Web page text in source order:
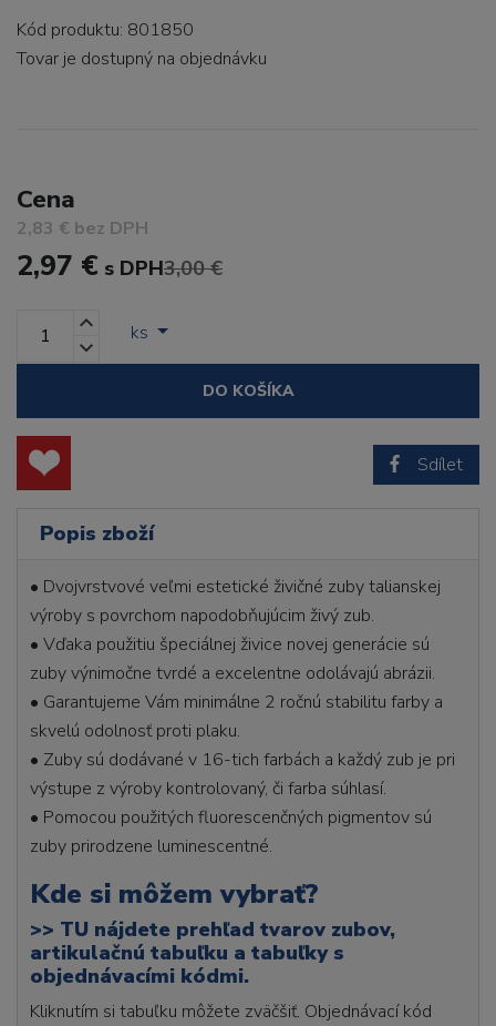
Kód produktu: 801850
Tovar je dostupný na objednávku
Cena
2,83 € bez DPH
2,97 € s DPH3,00 €
ks
DO KOŠÍKA
Sdílet
Popis zboží
• Dvojvrstvové veľmi estetické živičné zuby talianskej
výroby s povrchom napodobňujúcim živý zub.
• Vďaka použitiu špeciálnej živice novej generácie sú
zuby výnimočne tvrdé a excelentne odolávajú abrázii.
• Garantujeme Vám minimálne 2 ročnú stabilitu farby a
skvelú odolnosť proti plaku.
• Zuby sú dodávané v 16-tich farbách a každý zub je pri
výstupe z výroby kontrolovaný, či farba súhlasí.
• Pomocou použitých fluorescenčných pigmentov sú
zuby prirodzene luminescentné.
Kde si môžem vybrať?
>> TU nájdete prehľad tvarov zubov,
artikulačnú tabuľku a tabuľky s
objednávacími kódmi.
Kliknutím si tabuľku môžete zväčšiť. Objednávací kód